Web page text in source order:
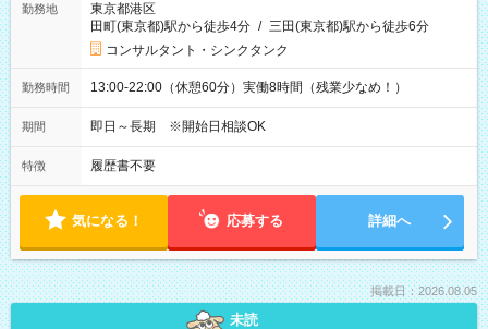
勤務地
東京都港区
田町(東京都)駅から徒歩4分 / 三田(東京都)駅から徒歩6分
コンサルタント・シンクタンク
勤務時間 13:00-22:00（休憩60分）実働8時間（残業少なめ！）
期間 即日～長期 ※開始日相談OK
特徴 履歴書不要
気になる！ 応募する 詳細へ
掲載日：2026.08.05
未読